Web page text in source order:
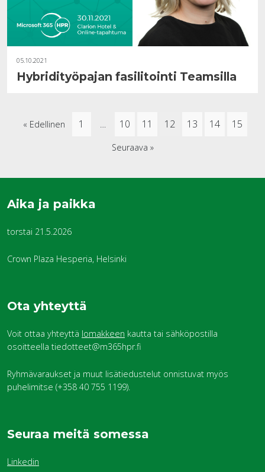
05.10.2021
Hybridityöpajan fasilitointi Teamsilla
« Edellinen 1 … 10 11 12 13 14 15
Seuraava »
Aika ja paikka
torstai 21.5.2026
Crown Plaza Hesperia, Helsinki
Ota yhteyttä
Voit ottaa yhteyttä lomakkeen kautta tai sähköpostilla
osoitteella tiedotteet@m365hpr.fi
Ryhmävaraukset ja muut lisätiedustelut onnistuvat myös
puhelimitse (+358 40 755 1199).
Seuraa meitä somessa
Linkedin